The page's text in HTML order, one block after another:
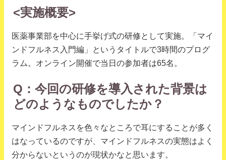
<実施概要>
医薬事業部を中心に手挙げ式の研修として実施。「マイ
ンドフルネス入門編」というタイトルで3時間のプログ
ラム。オンライン開催で当日の参加者は65名。
Q：今回の研修を導入された背景は
どのようなものでしたか？
マインドフルネスを色々なところで耳にすることが多く
はなっているのですが、マインドフルネスの実態はよく
分からないというのが現状かなと思います。